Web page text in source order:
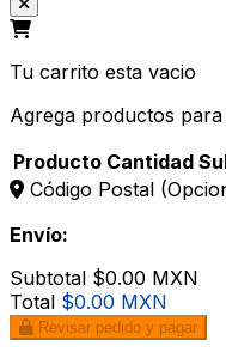
Tu carrito esta vacio
Agrega productos
Producto Cantidad
Código Postal
Envío:
Subtotal $0.00 MXN
Total $0.00 MXN
Revisar pedido y pagar